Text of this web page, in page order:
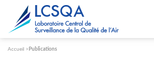
Accueil Publications
Paramétrer les cookies